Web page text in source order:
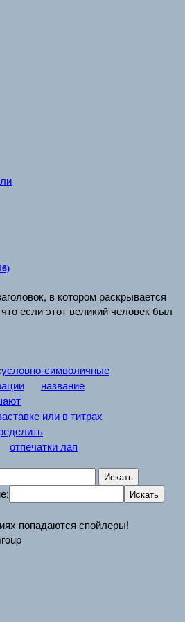
в котором раскрывается
если этот великий человек был
условно-символичные
название
или в титрах
отпечатки лап
попадаются спойлеры!